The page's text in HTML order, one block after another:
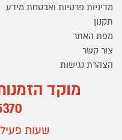
מדיניות פרטיות ואבטחת מידע
תקנון
מפת האתר
צור קשר
הצהרת נגישות
מוקד
שעות